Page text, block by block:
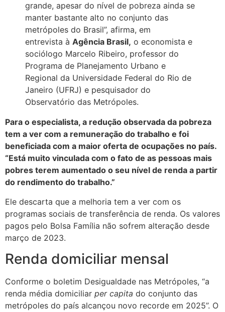
grande, apesar do nível de pobreza ainda se
manter bastante alto no conjunto das
metrópoles do Brasil”, afirma, em
entrevista à Agência Brasil, o economista e
sociólogo Marcelo Ribeiro, professor do
Programa de Planejamento Urbano e
Regional da Universidade Federal do Rio de
Janeiro (UFRJ) e pesquisador do
Observatório das Metrópoles.
Para o especialista, a redução observada da pobreza
tem a ver com a remuneração do trabalho e foi
beneficiada com a maior oferta de ocupações no país.
“Está muito vinculada com o fato de as pessoas mais
pobres terem aumentado o seu nível de renda a partir
do rendimento do trabalho.”
Ele descarta que a melhoria tem a ver com os
programas sociais de transferência de renda. Os valores
pagos pelo Bolsa Família não sofrem alteração desde
março de 2023.
Renda domiciliar mensal
Conforme o boletim Desigualdade nas Metrópoles, “a
renda média domiciliar per capita do conjunto das
metrópoles do país alcançou novo recorde em 2025”. O